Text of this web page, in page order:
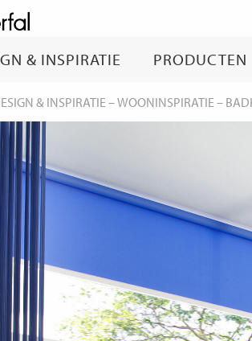
& INSPIRATIE PRODUCTEN
& INSPIRATIE–WOONINSPIRATIE–